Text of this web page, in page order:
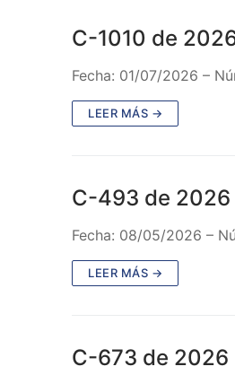
C-1010 de
Fecha: 01/07/2026 –
LEER MÁS →
C-493 de 2026
Fecha: 08/05/2026 –
LEER MÁS →
C-673 de 2026